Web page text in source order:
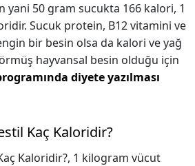
yani 50 gram sucukta 166 kalori, 1
Sucuk protein, B12 vitamini ve
bir besin olsa da kalori ve yağ
hayvansal besin olduğu için
diyete yazılması
Kaç Kaloridir?
Kaloridir?, 1 kilogram vücut